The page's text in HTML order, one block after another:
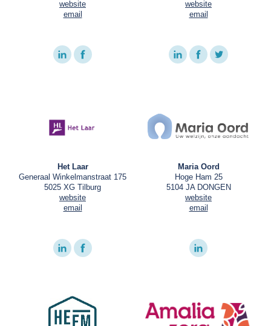
website
email
website
email
Het Laar
Generaal Winkelmanstraat 175
5025 XG Tilburg
website
email
Maria Oord
Hoge Ham 25
5104 JA DONGEN
website
email